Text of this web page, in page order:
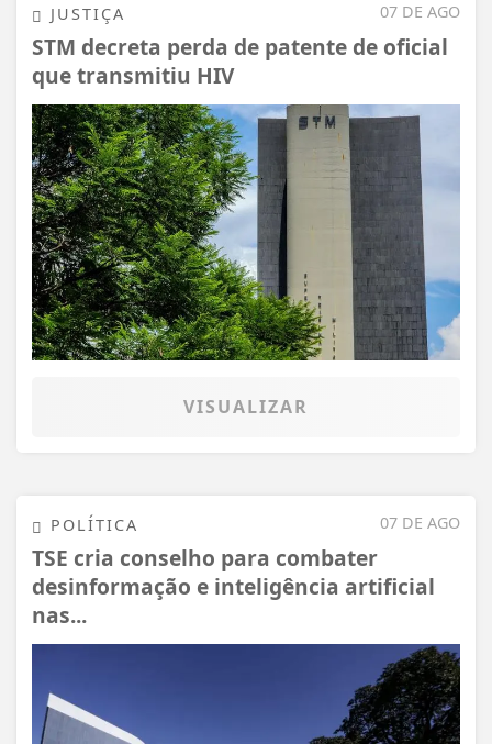
07 DE AGO
JUSTIÇA
STM decreta perda de patente de oficial
que transmitiu HIV
VISUALIZAR
07 DE AGO
POLÍTICA
TSE cria conselho para combater
desinformação e inteligência artificial
nas...